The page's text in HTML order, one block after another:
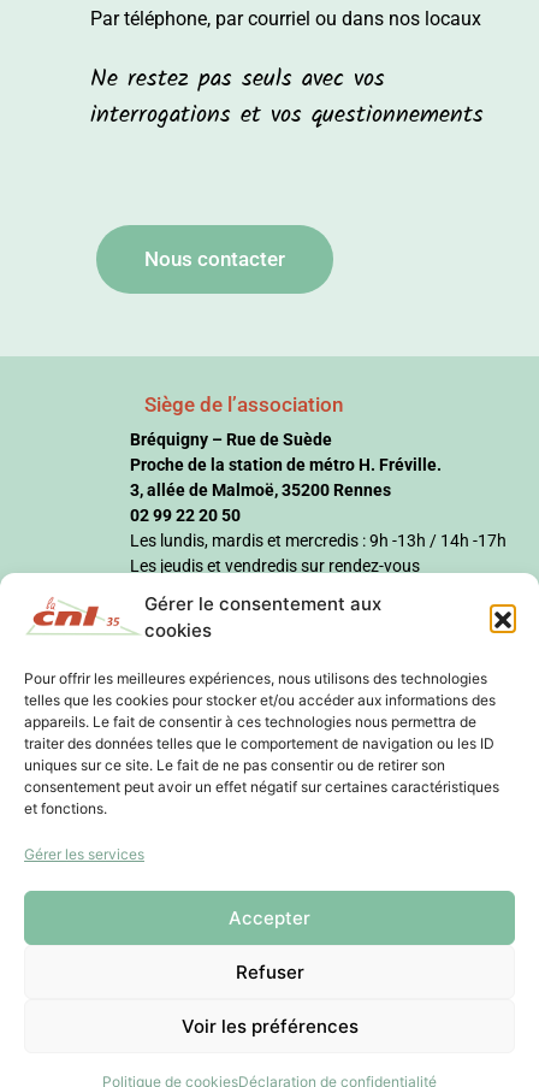
Gérer le consentement aux
cookies
Pour offrir les meilleures expériences, nous utilisons des technologies
telles que les cookies pour stocker et/ou accéder aux informations des
appareils. Le fait de consentir à ces technologies nous permettra de
traiter des données telles que le comportement de navigation ou les ID
uniques sur ce site. Le fait de ne pas consentir ou de retirer son
consentement peut avoir un effet négatif sur certaines caractéristiques
et fonctions.
Gérer les services
Accepter
Refuser
Voir les préférences
Politique de cookiesDéclaration de confidentialité
Par téléphone, par courriel ou dans nos locaux
Ne restez pas seuls avec vos
interrogations et vos questionnements
Nous contacter
Siège de l’association
Bréquigny – Rue de Suède
Proche de la station de métro H. Fréville.
3, allée de Malmoë, 35200 Rennes
02 99 22 20 50
Les lundis, mardis et mercredis : 9h -13h / 14h -17h
Les jeudis et vendredis sur rendez-vous